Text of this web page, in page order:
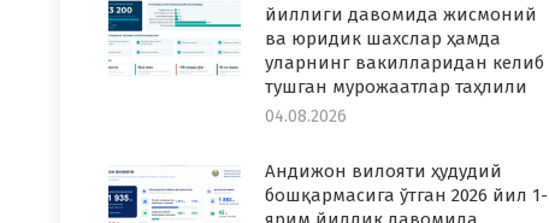
йиллиги давомида жисмоний
ва юридик шахслар ҳамда
уларнинг вакилларидан келиб
тушган мурожаатлар таҳлили
04.08.2026
Андижон вилояти ҳудудий
бошқармасига ўтган 2026 йил 1-